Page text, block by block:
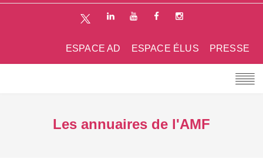
PRESSE
ESPACE ÉLUS
ESPACE AD
Les annuaires de l'AMF